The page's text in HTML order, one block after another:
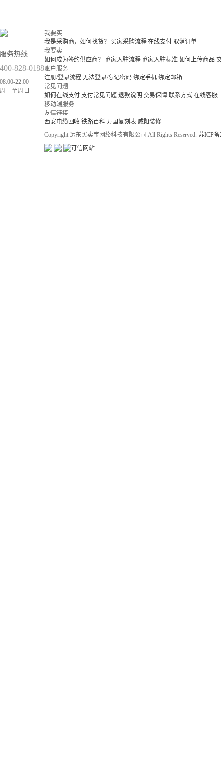
服务热线
400-828-0188
08:00-22:00
周一至周日
我要买
我是采购商，如何找货？
买家采购流程 在线支付 取消订单
我要卖
如何成为签约供应商？
商家入驻流程 商家入驻标准 如何上传商品
账户服务
注册/登录流程 无法登录/忘记密码 绑定手机 绑定邮箱
常见问题
如何在线支付 支付常见问题 退款说明 交易保障 联系方式 在线客服
移动端服务
友情链接
西安电缆回收 铁路百科 万国复刻表 咸阳装修
Copyright 远东买卖宝网络科技有限公司.All Rights Reserved. 苏ICP备